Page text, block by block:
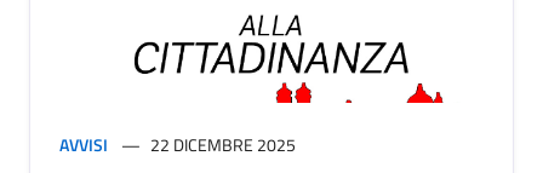
AVVISI 22 DICEMBRE 2025